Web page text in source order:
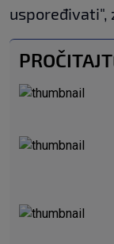
uspoređivati",